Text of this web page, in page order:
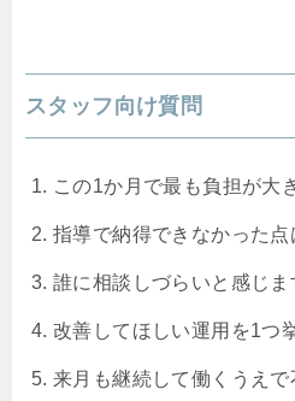
スタッフ向け質問
この1か月で最も負担が大
指導で納得できなかった
誰に相談しづらいと感じま
改善してほしい運用を1つ
来月も継続して働くうえ